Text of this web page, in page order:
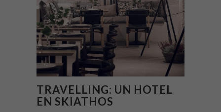
TRAVELLING: UN HOTEL
EN SKIATHOS